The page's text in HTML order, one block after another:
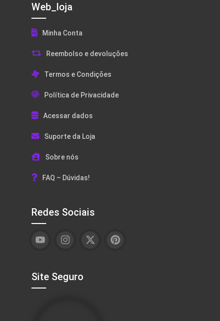
Web_loja
Minha Conta
Reembolso e devoluções
Termos e Condições
Política de Privacidade
Acessar dados
Suporte da Loja
Sobre nós
FAQ – Dúvidas!
Redes Sociais
Site Seguro